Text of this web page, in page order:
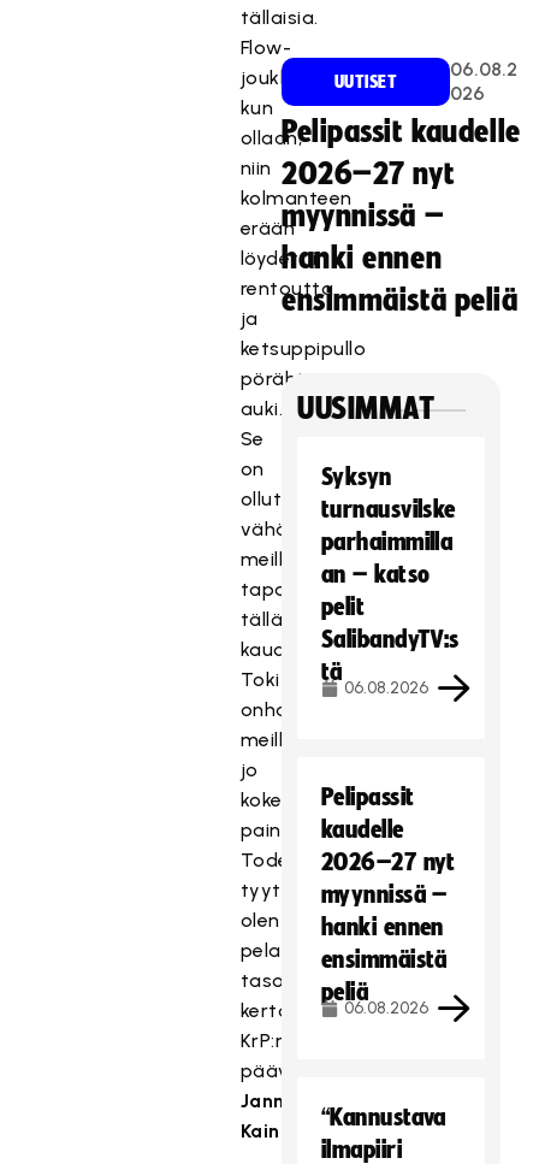
tällaisia.
Flow-
joukkue
kun
ollaan,
niin
kolmanteen
erään
löydettiin
rentoutta
ja
ketsuppipullo
pörähti
auki.
Se
on
ollut
vähän
meillä
tapana
tällä
kaudella.
Toki
onhan
meillä
jo
kokemusta
painepeleistä.
Todella
tyytyväinen
olen
pelaajien
tasonnostosta,
kertoi
KrP:n
päävalmentaja
Janne
Kainulainen.
UUTISET
06.08.2
026
Pelipassit kaudelle
2026–27 nyt
myynnissä –
hanki ennen
ensimmäistä peliä
UUSIMMAT
Syksyn
turnausvilske
parhaimmilla
an – katso
pelit
SalibandyTV:s
tä
06.08.2026
Pelipassit
kaudelle
2026–27 nyt
myynnissä –
hanki ennen
ensimmäistä
peliä
06.08.2026
“Kannustava
ilmapiiri